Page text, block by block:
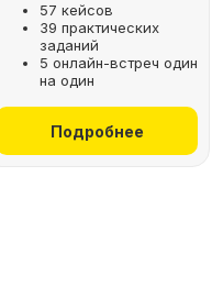
57 кейсов
39 практических
заданий
5 онлайн-встреч один
на один
Подробнее